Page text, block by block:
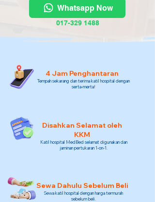
Whatsapp Now
017-329 1488
4 Jam Penghantaran
Tempah sekarang dan terima katil hospital dengan
serta-merta!
Disahkan Selamat oleh
KKM
Katil hospital MedBed selamat digunakan dan
jaminan pertukaran 1-on-1.
Sewa Dahulu Sebelum Beli
Sewa katil hospital dengan harga termurah
sebelum beli.